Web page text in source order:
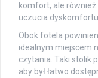
komfort, ale również
uczucia
Obok fotela
idealnym miejscem
czytania. Taki stolik
aby był łatwo